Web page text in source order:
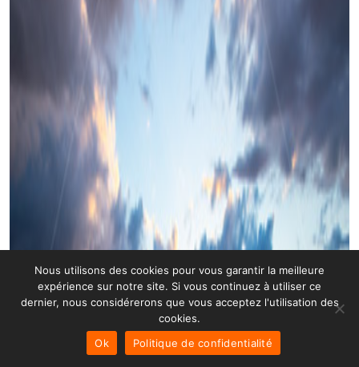
Nous utilisons des cookies pour vous garantir la meilleure
expérience sur notre site. Si vous continuez à utiliser ce
dernier, nous considérerons que vous acceptez l'utilisation des
cookies.
Ok
Politique de confidentialité